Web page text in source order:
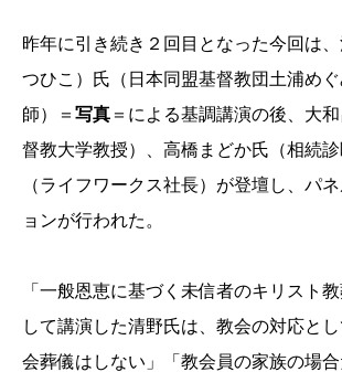
昨年に引き続き２回目となった今回は
つひこ）氏（日本同盟基督教団土浦め
師）＝ 写真 ＝による基調講演の後、大
督教大学教授）、高橋まどか氏（相続
（ライフワークス社長）が登壇し、パ
ョンが行われた。
「一般恩恵に基づく未信者のキリスト
して講演した清野氏は、教会の対応と
会葬儀はしない」「教会員の家族の場